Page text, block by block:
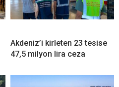
Akdeniz’i kirleten 23 tesise
47,5 milyon lira ceza